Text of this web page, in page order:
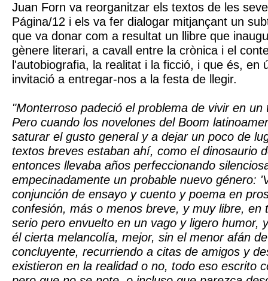
Juan Forn va reorganitzar els textos de les
Página/12 i els va fer dialogar mitjançant un
que va donar com a resultat un llibre que
gènere literari, a cavall entre la crònica i el
l'autobiografia, la realitat i la ficció, i que és, en
invitació a entregar-nos a la festa de llegir.
"Monterroso padeció el problema de vivir en un
Pero cuando los novelones del Boom
saturar el gusto general y a dejar un poco de
textos breves estaban ahí, como el dinosaurio
entonces llevaba años perfeccionando
empecinadamente un probable nuevo género:
conjunción de ensayo y cuento y poema en
confesión, más o menos breve, y muy libre, en
serio pero envuelto en un vago y ligero humor,
él cierta melancolía, mejor, sin el menor afán
concluyente, recurriendo a citas de amigos y
existieron en la realidad o no, todo eso escrito